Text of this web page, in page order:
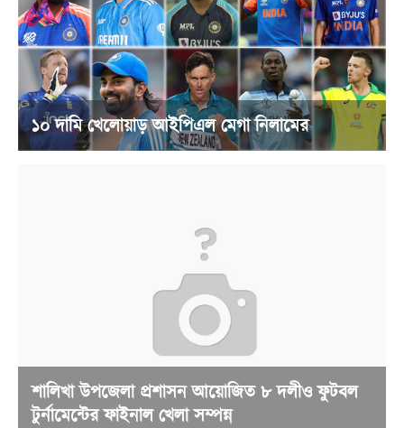
১০ দামি খেলোয়াড় আইপিএল মেগা নিলামের
শালিখা উপজেলা প্রশাসন আয়োজিত ৮ দলীও ফুটবল
টুর্নামেন্টের ফাইনাল খেলা সম্পন্ন